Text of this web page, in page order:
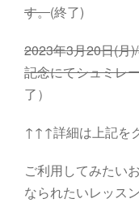
す。(終了)
2023年3月20日(月
記念にてシュミレ
了）
↑↑↑詳細は上記を
ご利用してみたい
なられたいレッス